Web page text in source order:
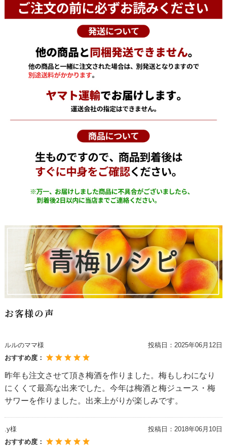
お客様の声
ルルのママ様 投稿日： 2025年06月12日
おすすめ度：
昨年も注文させて頂き梅酒を作りました。梅もしわになり
にくくて最高な出来でした。今年は梅酒と梅ジュース・梅
サワーを作りました。出来上がりが楽しみです。
.y様 投稿日： 2018年06月10日
おすすめ度：